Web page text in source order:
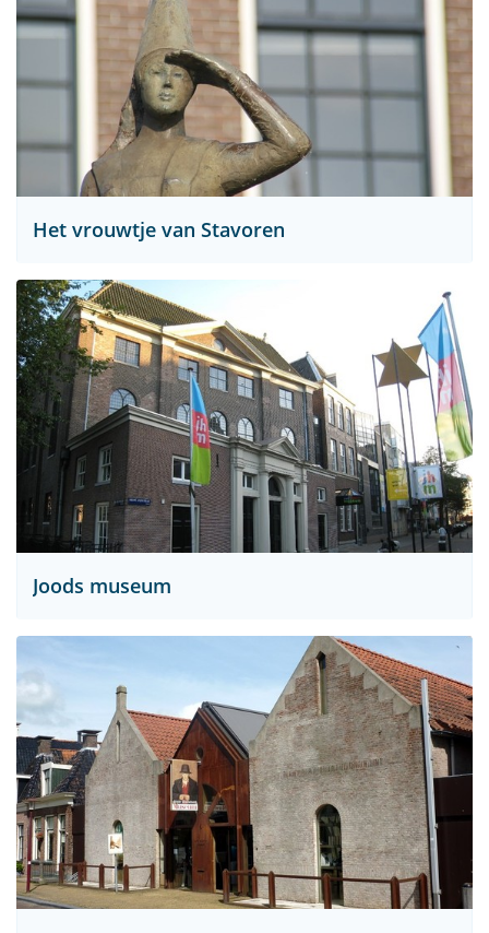
Het vrouwtje van Stavoren
Joods museum